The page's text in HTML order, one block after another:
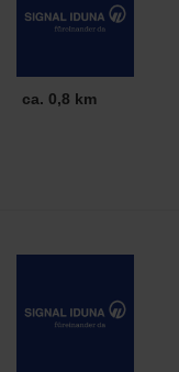
ca. 0,8 km